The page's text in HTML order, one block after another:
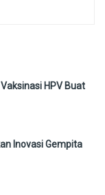
HPV Buat
Inovasi Gempita